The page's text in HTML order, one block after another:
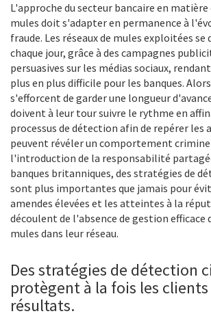
L'approche du secteur bancaire en
mules doit s'adapter en permanence à
fraude. Les réseaux de mules exploitées
chaque jour, grâce à des campagnes
persuasives sur les médias sociaux,
plus en plus difficile pour les banques.
s'efforcent de garder une longueur
doivent à leur tour suivre le rythme en
processus de détection afin de repérer les
peuvent révéler un comportement
l'introduction de la responsabilité
banques britanniques, des stratégies de
sont plus importantes que jamais pour
amendes élevées et les atteintes à la
découlent de l'absence de gestion efficace
mules dans leur réseau.
Des stratégies de détection
protègent à la fois les
résultats.